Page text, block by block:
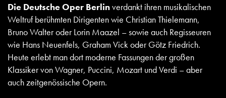
Die Deutsche Oper Berlinverdankt ihren musikalischen
Weltruf berühmten Dirigenten wie Christian Thielemann,
Bruno Walter oder Lorin Maazel – sowie auch Regisseuren
wie Hans Neuenfels, Graham Vick oder Götz Friedrich.
Heute erlebt man dort moderne Fassungen der großen
Klassiker von Wagner, Puccini, Mozart und Verdi – aber
auch zeitgenössische Opern.